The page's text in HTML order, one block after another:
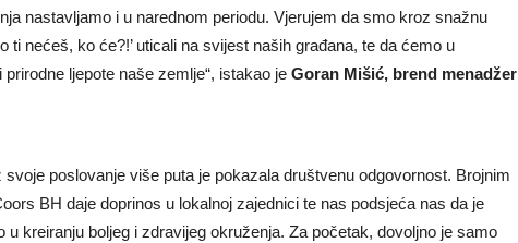
nastavljamo i u narednom periodu. Vjerujem da smo kroz snažnu
ti nećeš, ko će?!’ uticali na svijest naših građana, te da ćemo u
ljepote naše zemlje“, istakao je Goran Mišić, brend menadžer
poslovanje više puta je pokazala društvenu odgovornost. Brojnim
BH daje doprinos u lokalnoj zajednici te nas podsjeća nas da je
kreiranju boljeg i zdravijeg okruženja. Za početak, dovoljno je samo